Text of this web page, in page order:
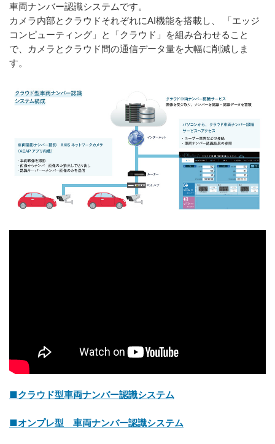
車両ナンバー認識システムです。
カメラ内部とクラウドそれぞれにAI機能を搭載し、 「エッジ
コンピューティング」と「クラウド」を組み合わせること
で、カメラとクラウド間の通信データ量を大幅に削減しま
す。
■クラウド型車両ナンバー認識システム
■オンプレ型 車両ナンバー認識システム